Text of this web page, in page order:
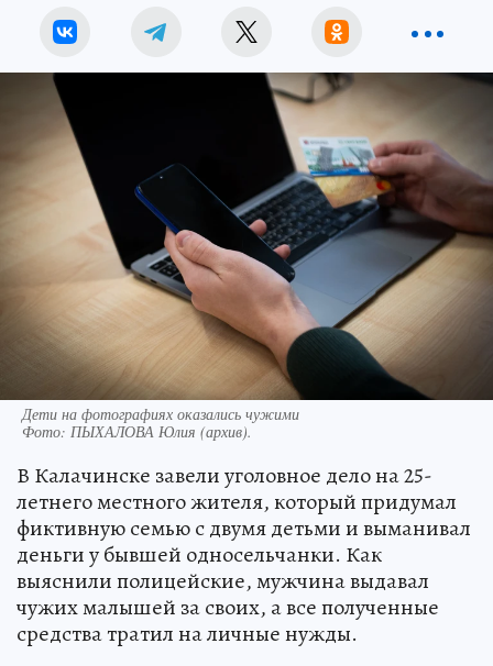
Дети на фотографиях оказались чужими
Фото: ПЫХАЛОВА Юлия (архив).
В Калачинске завели уголовное дело на 25-
летнего местного жителя, который придумал
фиктивную семью с двумя детьми и выманивал
деньги у бывшей односельчанки. Как
выяснили полицейские, мужчина выдавал
чужих малышей за своих, а все полученные
средства тратил на личные нужды.